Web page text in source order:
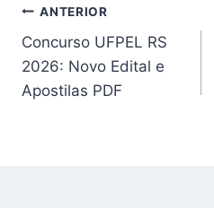
Navegação
de
Post
ANTERIOR
Concurso UFPEL RS
2026: Novo Edital e
Apostilas PDF